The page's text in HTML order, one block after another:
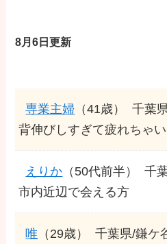
8月6日更新
専業主婦 （41歳）
千葉
背伸びしすぎて疲れちゃ
えりか （50代前半）
千
市内近辺で会える方
唯 （29歳）
千葉県/鎌ケ